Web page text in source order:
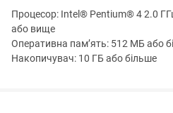
Процесор: Intel® Pentium® 4 2.0
або вище
Оперативна пам’ять: 512 МБ або
Накопичувач: 10 ГБ або більше